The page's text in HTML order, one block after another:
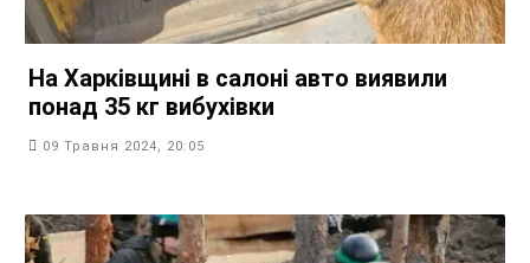
На Харківщині в салоні авто виявили
понад 35 кг вибухівки
09 Травня 2024, 20:05